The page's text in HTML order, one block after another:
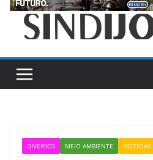
DIVERSOS MEIO AMBIENTE NOTÍCIAS